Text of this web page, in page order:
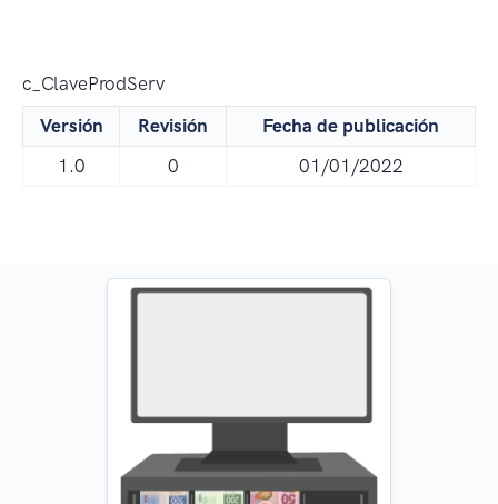
c_ClaveProdServ
Versión
Revisión
Fecha de publicación
1.0
0 01/01/2022